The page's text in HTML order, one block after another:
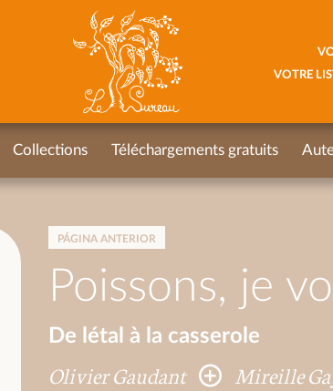
PÁGINA ANTERIOR
Poissons, je
De létal à la casserole
Olivier Gaudant Mireille
VOTRE
Collections Téléchargements gratuits